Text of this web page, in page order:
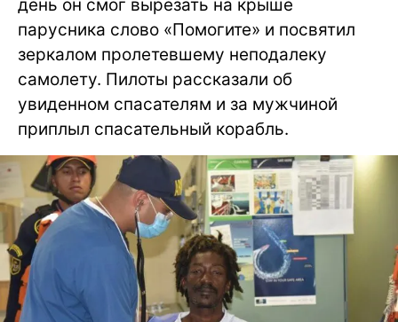
день он смог вырезать на крыше
парусника слово «Помогите» и посвятил
зеркалом пролетевшему неподалеку
самолету. Пилоты рассказали об
увиденном спасателям и за мужчиной
приплыл спасательный корабль.